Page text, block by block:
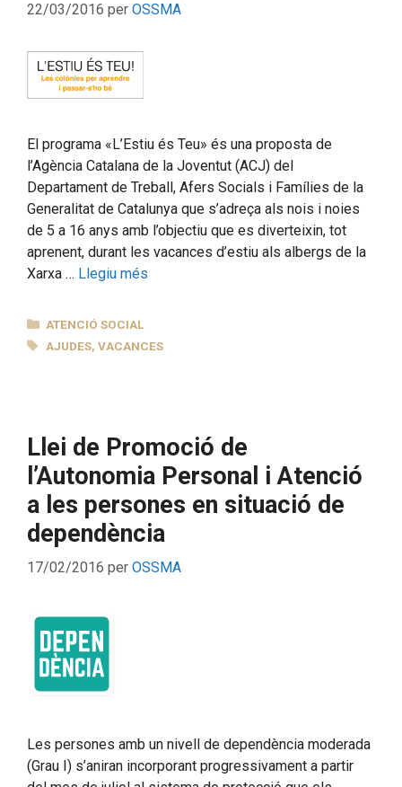
22/03/2016 per OSSMA
El programa «L’Estiu és Teu» és una proposta de
l’Agència Catalana de la Joventut (ACJ) del
Departament de Treball, Afers Socials i Famílies de la
Generalitat de Catalunya que s’adreça als nois i noies
de 5 a 16 anys amb l’objectiu que es diverteixin, tot
aprenent, durant les vacances d’estiu als albergs de la
Xarxa … Llegiu més
CATEGORIES
ATENCIÓ SOCIAL
ETIQUETES
AJUDES,VACANCES
Llei de Promoció de
l’Autonomia Personal i Atenció
a les persones en situació de
dependència
17/02/2016 per OSSMA
Les persones amb un nivell de dependència moderada
(Grau I) s’aniran incorporant progressivament a partir